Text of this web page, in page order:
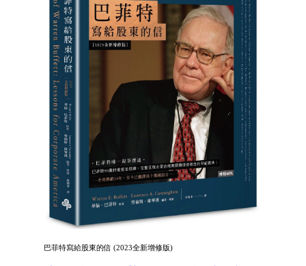
巴菲特寫給股東的信 (2023全新增修版)